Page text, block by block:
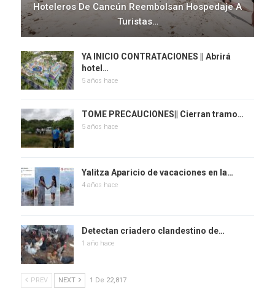
Hoteleros De Cancún Reembolsan Hospedaje A
Turistas…
YA INICIO CONTRATACIONES || Abrirá
hotel…
5 años hace
TOME PRECAUCIONES|| Cierran tramo…
5 años hace
Yalitza Aparicio de vacaciones en la…
4 años hace
Detectan criadero clandestino de…
1 año hace
PREV NEXT 1 De 22,817